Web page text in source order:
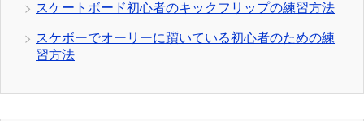
スケートボード初心者のキックフリップの練習方法
スケボーでオーリーに躓いている初心者のための練
習方法